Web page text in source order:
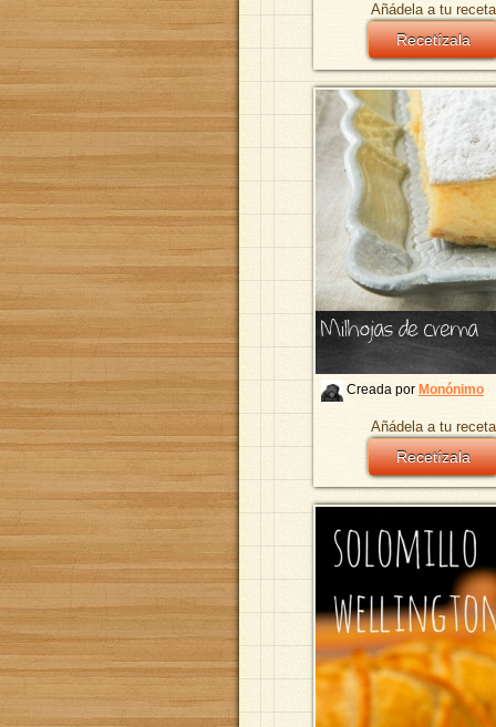
Añádela a tu
Recetízala
Milhojas de crema
Creada por Monónimo
Añádela a tu
Recetízala